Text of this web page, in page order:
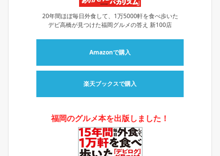
20年間ほぼ毎日外食して、1万5000軒を食べ歩いた
デビ高橋が見つけた福岡グルメの答え 新100店
Amazonで購入
楽天ブックスで購入
福岡のグルメ本を出版しました！